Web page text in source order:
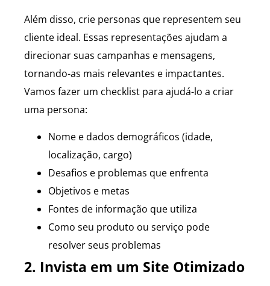
Além disso, crie personas que representem seu
cliente ideal. Essas representações ajudam a
direcionar suas campanhas e mensagens,
tornando-as mais relevantes e impactantes.
Vamos fazer um checklist para ajudá-lo a criar
uma persona:
Nome e dados demográficos (idade,
localização, cargo)
Desafios e problemas que enfrenta
Objetivos e metas
Fontes de informação que utiliza
Como seu produto ou serviço pode
resolver seus problemas
2. Invista em um Site Otimizado